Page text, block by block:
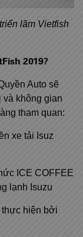
lãm Vietfish
2019?
Auto sẽ
và không gian
tham quan:
xe tải Isuz
ICE COFFEE
lạnh Isuzu
hiện bởi